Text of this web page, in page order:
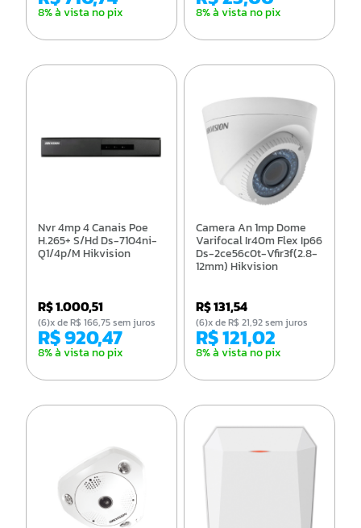
8% à vista no pix 8% à vista no pix
Nvr 4mp 4 Canais Poe
H.265+ S/Hd Ds-7104ni-
Q1/4p/M Hikvision
R$ 1.000,51
R$ 920,47
8% à vista no pix
(6)x de R$ 166,75 sem juros
Camera An 1mp Dome
Varifocal Ir40m Flex Ip66
Ds-2ce56c0t-Vfir3f(2.8-
12mm) Hikvision
R$ 131,54
R$ 121,02
8% à vista no pix
(6)x de R$ 21,92 sem juros